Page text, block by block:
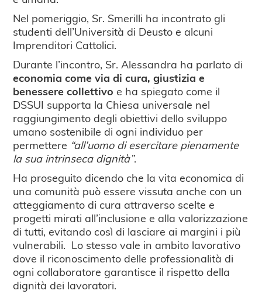
Nel pomeriggio, Sr. Smerilli ha incontrato gli
studenti dell’Università di Deusto e alcuni
Imprenditori Cattolici.
Durante l’incontro, Sr. Alessandra ha parlato di
economia come via di cura, giustizia e
benessere collettivoe ha spiegato come il
DSSUI supporta la Chiesa universale nel
raggiungimento degli obiettivi dello sviluppo
umano sostenibile di ogni individuo per
permettere “all’uomo di esercitare pienamente
la sua intrinseca dignità”.
Ha proseguito dicendo che la vita economica di
una comunità può essere vissuta anche con un
atteggiamento di cura attraverso scelte e
progetti mirati all’inclusione e alla valorizzazione
di tutti, evitando così di lasciare ai margini i più
vulnerabili. Lo stesso vale in ambito lavorativo
dove il riconoscimento delle professionalità di
ogni collaboratore garantisce il rispetto della
dignità dei lavoratori.